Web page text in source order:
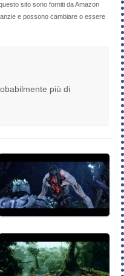
sito sono forniti da Amazon
e possono cambiare o essere
più di